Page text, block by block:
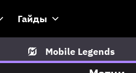
Гайды
Mobile Legends